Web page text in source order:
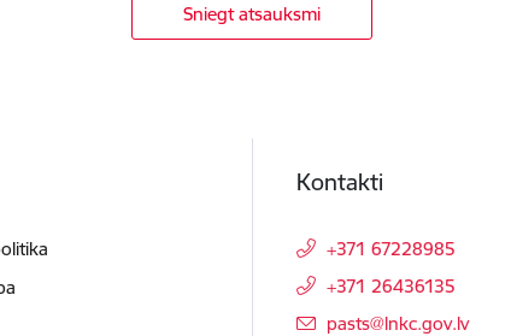
Sniegt atsauksmi
Kontakti
+371 67228985
+371 26436135
E-pasts:
pasts@lnkc.gov.lv